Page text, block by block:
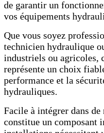
de garantir un
vos équipements
Que vous soyez
technicien hydraulique
industriels ou agricoles,
représente un choix
performance et la
hydrauliques.
Facile à intégrer dans
constitue un composant